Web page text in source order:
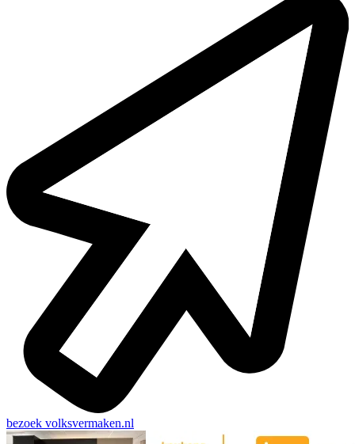
bezoek volksvermaken.nl